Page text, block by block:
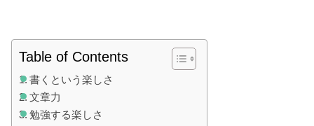
Table of Contents
書くという楽しさ
文章力
勉強する楽しさ